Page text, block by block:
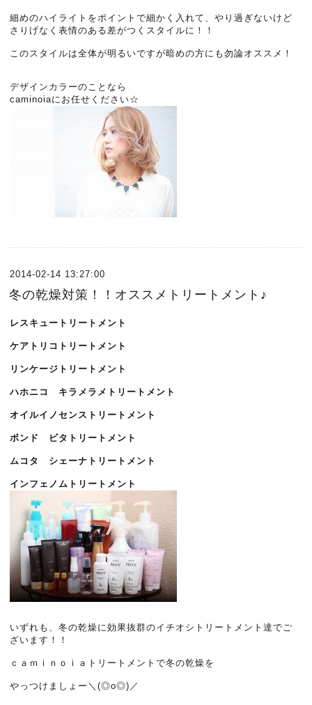
細めのハイライトをポイントで細かく入れて、やり過ぎないけど
さりげなく表情のある差がつくスタイルに！！
このスタイルは全体が明るいですが暗めの方にも勿論オススメ！
デザインカラーのことなら
caminoiaにお任せください☆
2014-02-14 13:27:00
冬の乾燥対策！！オススメトリートメント♪
レスキュートリートメント
ケアトリコトリートメント
リンケージトリートメント
ハホニコ キラメラメトリートメント
オイルイノセンストリートメント
ボンド ビタトリートメント
ムコタ シェーナトリートメント
インフェノムトリートメント
いずれも、冬の乾燥に効果抜群のイチオシトリートメント達でご
ざいます！！
ｃａｍｉｎｏｉａトリートメントで冬の乾燥を
やっつけましょー＼(◎o◎)／